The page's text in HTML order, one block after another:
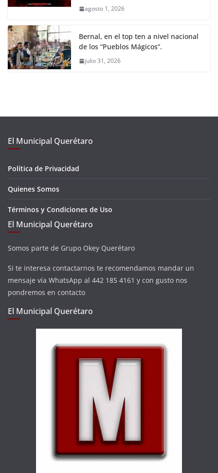
agosto 1, 2026
Bernal, en el top ten a nivel nacional
de los “Pueblos Mágicos”.
julio 31, 2026
El Municipal Querétaro
Política de Privacidad
Quienes Somos
Términos y Condiciones de Uso
El Municipal Querétaro
Somos parte de Grupo Okey Querétaro
Si te interesa contactarnos te recomendamos mandar un
mensaje vía WhatsApp al 442 185 4161 y con gusto nos
pondremos en contacto
El Municipal Querétaro